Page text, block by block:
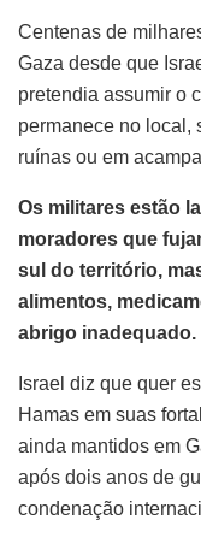
Centenas de
Gaza desde que
pretendia assumir o
permanece no local,
ruínas ou em
Os militares estão
moradores que
sul do território,
alimentos,
abrigo inadequado.
Israel diz que quer
Hamas em suas
ainda mantidos em
após dois anos de
condenação